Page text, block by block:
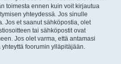
toimesta ennen kuin voit kirjautua
yhteydessä. Jos sinulle
Jos et saanut sähköpostia, olet
tai sähköpostit ovat
Jos olet varma, että antamasi
foorumin ylläpitäjään.